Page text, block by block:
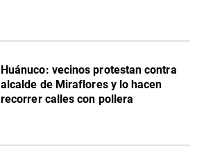
Huánuco: vecinos protestan contra
alcalde de Miraflores y lo hacen
recorrer calles con pollera